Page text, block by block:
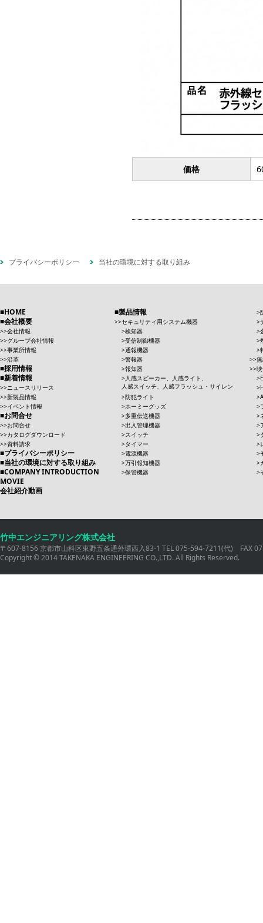
価格
プライバシーポリシー 当社の環境に対する取り組み
HOME
会社概要
会社情報
グループ会社情報
事業所情報
沿革
採用情報
新着情報
ニュースリリース
新製品情報
イベント情報
お問合せ
お問合せ
カタログダウンロード
資料請求
プライバシーポリシー
当社の環境に対する取り組み
COMPANY INTRODUCTION
MOVIE
会社紹介動画
製品情報
セキュリティ用システム機器
検知器
受信制御機器
通報機器
警報器
報知器
人感スピーカー、人感ライト、
人感スイッチ、人感フラッシュ・サイレン
防犯ライト
ホーミーグッズ
多重伝送機器
出入管理機器
スイッチ
タイマー
電源機器
万引報知機器
保管機器
竹中エンジニアリング株式会社
〒607-8156 京都市山科区東野五条通外環西入83-1 TEL 075-594-7211(代) FAX
Copyright © 2014 TAKENAKA ENGINEERING CO.,LTD. All Rights Reserved.